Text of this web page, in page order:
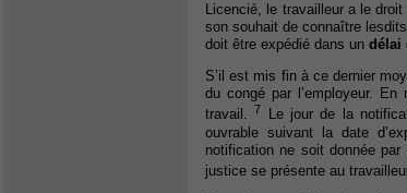
Licencié, le travailleur a le
son souhait de connaître lesdits
doit être expédié dans un délai
S’il est mis fin à ce dernier
du congé par l’employeur.
travail.
7
Le jour de la
ouvrable suivant la date
notification ne soit donnée
justice se présente au